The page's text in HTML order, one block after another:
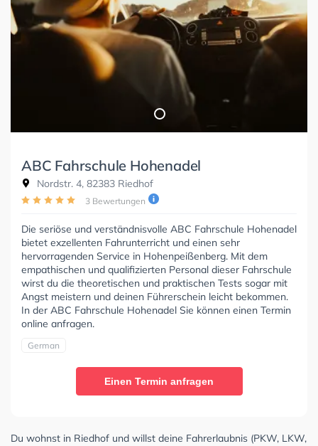
ABC Fahrschule Hohenadel
Nordstr. 4, 82383 Riedhof
3 Bewertungen
Die seriöse und verständnisvolle ABC Fahrschule Hohenadel
bietet exzellenten Fahrunterricht und einen sehr
hervorragenden Service in Hohenpeißenberg. Mit dem
empathischen und qualifizierten Personal dieser Fahrschule
wirst du die theoretischen und praktischen Tests sogar mit
Angst meistern und deinen Führerschein leicht bekommen.
In der ABC Fahrschule Hohenadel Sie können einen Termin
online anfragen.
German
Einen Termin anfragen
Du wohnst in Riedhof und willst deine Fahrerlaubnis (PKW, LKW,